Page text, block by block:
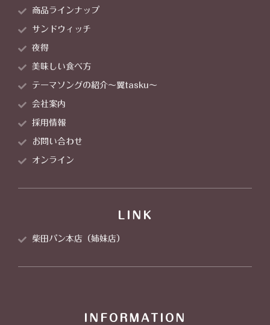
商品ラインナップ
サンドウィッチ
夜得
美味しい食べ方
テーマソングの紹介～翼tasku～
会社案内
採用情報
お問い合わせ
オンライン
LINK
柴田パン本店（姉妹店）
INFORMATION